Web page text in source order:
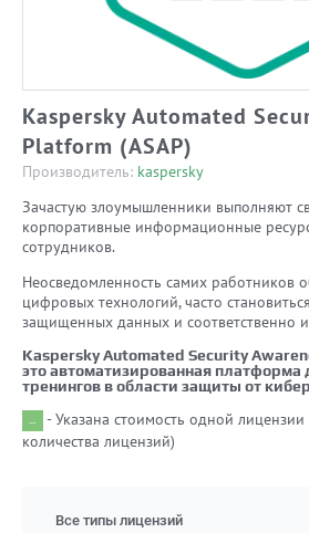
Kaspersky Automated
Platform (ASAP)
Производитель: kaspersky
Зачастую злоумышленники выполняют
корпоративные информационные
сотрудников.
Неосведомленность самих работников
цифровых технологий, часто
защищенных данных и соответственно
Kaspersky Automated Security
это автоматизированная платформа
тренингов в области защиты от
- Указана стоимость одной лицензии
количества лицензий)
Все типы лицензий